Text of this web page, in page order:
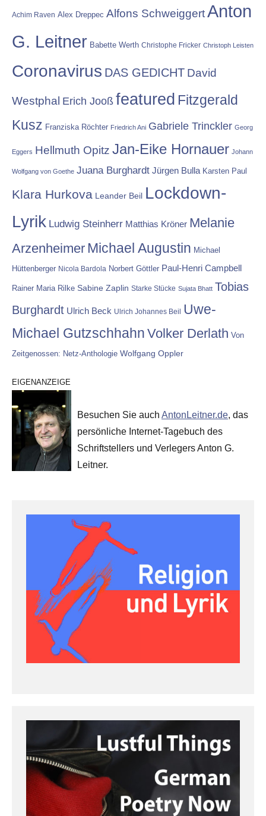
Achim Raven Alex Dreppec Alfons SchweiggertAnton
G. Leitner Babette Werth Christophe Fricker Christoph Leisten
Coronavirus DAS GEDICHT David
Westphal Erich Jooß featured Fitzgerald
Kusz Franziska Röchter Friedrich Ani Gabriele Trinckler Georg
Eggers Hellmuth Opitz Jan-Eike Hornauer Johann
Wolfgang von Goethe Juana Burghardt Jürgen Bulla Karsten Paul
Klara Hurkova Leander Beil Lockdown-
Lyrik Ludwig Steinherr Matthias Kröner Melanie
Arzenheimer Michael Augustin Michael
Hüttenberger Nicola Bardola Norbert Göttler Paul-Henri Campbell
Rainer Maria Rilke Sabine Zaplin Starke Stücke Sujata Bhatt Tobias
Burghardt Ulrich Beck Ulrich Johannes Beil Uwe-
Michael Gutzschhahn Volker Derlath Von
Zeitgenossen: Netz-Anthologie Wolfgang Oppler
EIGENANZEIGE
Besuchen Sie auch AntonLeitner.de, das
persönliche Internet-Tagebuch des
Schriftstellers und Verlegers Anton G.
Leitner.